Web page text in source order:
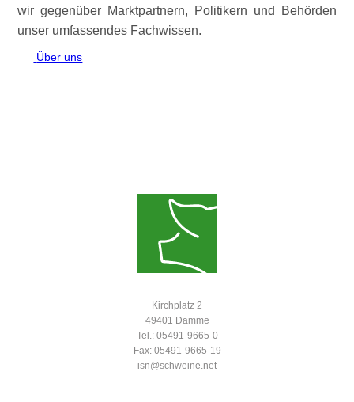
wir gegenüber Marktpartnern, Politikern und Behörden
unser umfassendes Fachwissen.
Über uns
Kirchplatz 2
49401 Damme
Tel.: 05491-9665-0
Fax: 05491-9665-19
isn@schweine.net